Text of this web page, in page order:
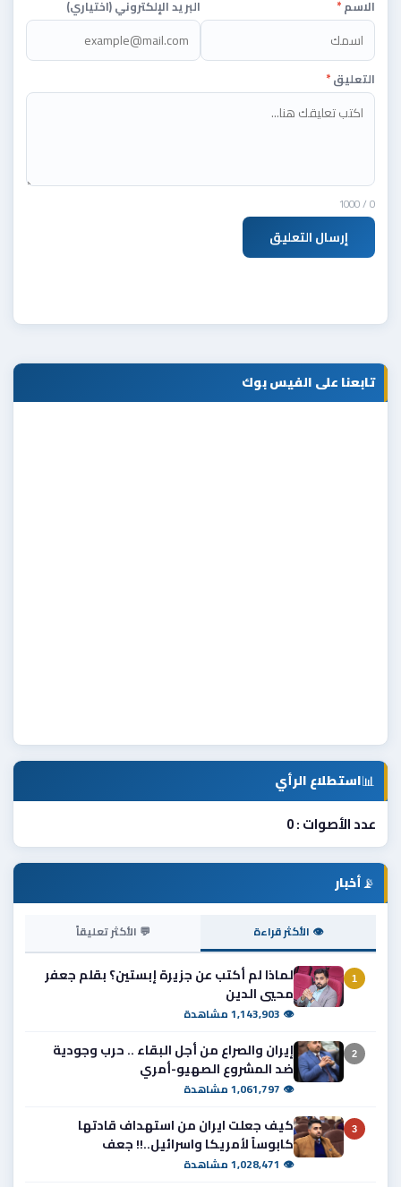
الاسم* البريد الإلكتروني (اختياري)
التعليق*
0
/ 1000
إرسال التعليق
تابعنا على الفيس بوك
📊استطلاع الرأي
عدد الأصوات : 0
📡أخبار
👁 الأكثر قراءة 💬 الأكثر تعليقاً
1
لماذا لم أكتب عن جزيرة إبستين؟ بقلم جعفر
محيي الدين
👁 1,143,903 مشاهدة
2
إيران والصراع من أجل البقاء .. حرب وجودية
ضد المشروع الصهيو-أمري
👁 1,061,797 مشاهدة
3
كيف جعلت ايران من استهداف قادتها
كابوساً لأمريكا واسرائيل..!! جعف
👁 1,028,471 مشاهدة